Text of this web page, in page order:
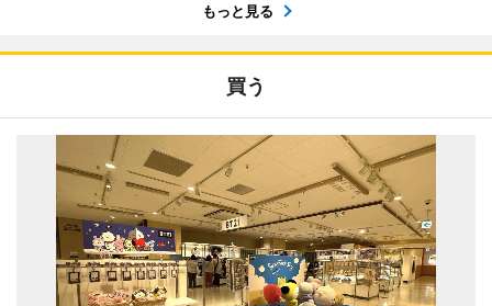
もっと見る
買う